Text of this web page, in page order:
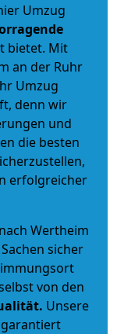
Umzug
bietet. Mit
an der Ruhr
Umzug
denn wir
und
die besten
erfolgreicher
Wertheim
sicher
von den
. Unsere
garantiert